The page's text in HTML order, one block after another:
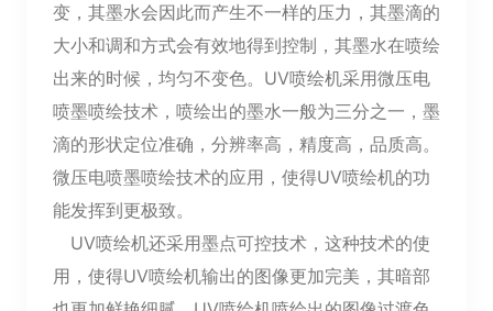
变，其墨水会因此而产生不一样的压力，其墨滴的
大小和调和方式会有效地得到控制，其墨水在喷绘
出来的时候，均匀不变色。UV喷绘机采用微压电
喷墨喷绘技术，喷绘出的墨水一般为三分之一，墨
滴的形状定位准确，分辨率高，精度高，品质高。
微压电喷墨喷绘技术的应用，使得UV喷绘机的功
能发挥到更极致。
UV喷绘机还采用墨点可控技术，这种技术的使
用，使得UV喷绘机输出的图像更加完美，其暗部